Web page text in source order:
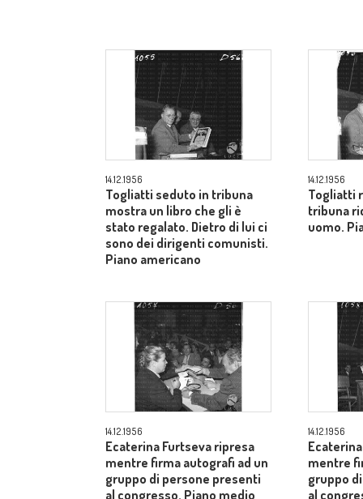
14.12.1956
Togliatti seduto in tribuna
mostra un libro che gli è
stato regalato. Dietro di lui ci
sono dei dirigenti comunisti.
Piano americano
14.12.1956
Togliatti
tribuna
uomo.
14.12.1956
Ecaterina Furtseva ripresa
mentre firma autografi ad un
gruppo di persone presenti
al congresso. Piano medio
14.12.1956
mentre
gruppo
al